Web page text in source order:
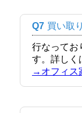
Q7 買い取
行なってお
す。詳しく
→オフィス